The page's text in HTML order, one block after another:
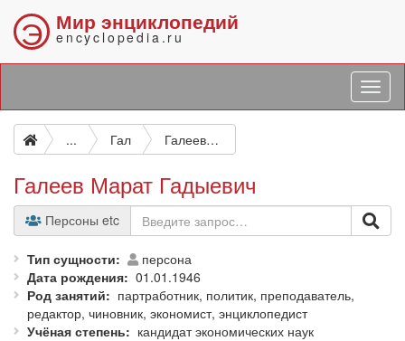
Э Мир энциклопедий
encyclopedia.ru
... Гал Галеев Марат Гадыевич
Галеев Марат Гадыевич
Персоны etc
Тип сущности
персона
Дата рождения
01.01.1946
Род занятий
партработник, политик, преподаватель,
редактор, чиновник, экономист, энциклопедист
Учёная степень
кандидат экономических наук